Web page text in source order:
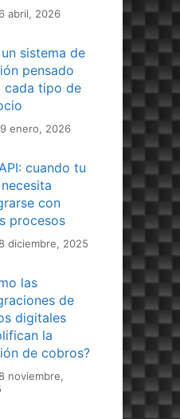
abril, 2026
sistema de
pensado
cada tipo de
enero, 2026
cuando tu
necesita
con
procesos
diciembre, 2025
las
de
digitales
la
de cobros?
noviembre,